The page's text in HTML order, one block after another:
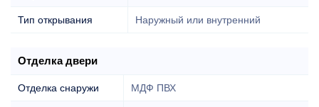
Тип открывания Наружный или внутренний
Отделка двери
Отделка снаружи МДФ ПВХ